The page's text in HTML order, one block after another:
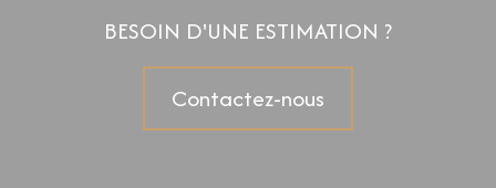
BESOIN D'UNE ESTIMATION ?
Contactez-nous